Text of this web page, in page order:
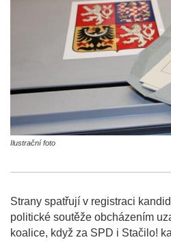
Ilustrační foto
Strany spatřují v registraci
politické soutěže obcházením
koalice, když za SPD i Stačilo!